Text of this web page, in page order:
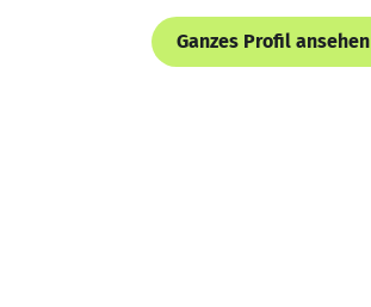
Ganzes Profil ansehen